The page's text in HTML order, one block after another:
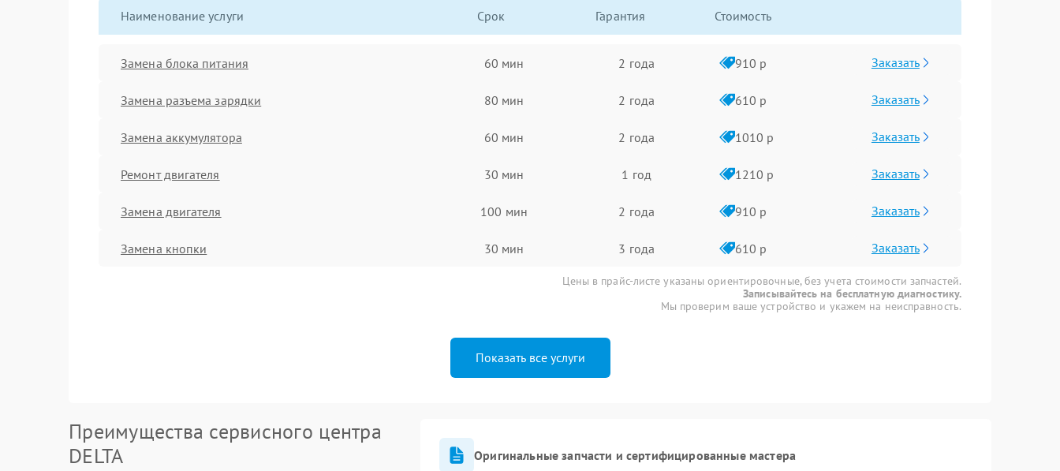
Наименование услуги Срок Гарантия Стоимость
Замена блока питания 60 мин 2 года 910 р Заказать
Замена разъема зарядки 80 мин 2 года 610 р Заказать
Замена аккумулятора 60 мин 2 года 1010 р Заказать
Ремонт двигателя 30 мин 1 год 1210 р Заказать
Замена двигателя 100 мин 2 года 910 р Заказать
Замена кнопки 30 мин 3 года 610 р Заказать
Цены в прайс-листе указаны ориентировочные, без учета стоимости запчастей.
Записывайтесь на бесплатную диагностику.
Мы проверим ваше устройство и укажем на неисправность.
Показать все услуги
Преимущества сервисного центра
DELTA
Оригинальные запчасти и сертифицированные мастера